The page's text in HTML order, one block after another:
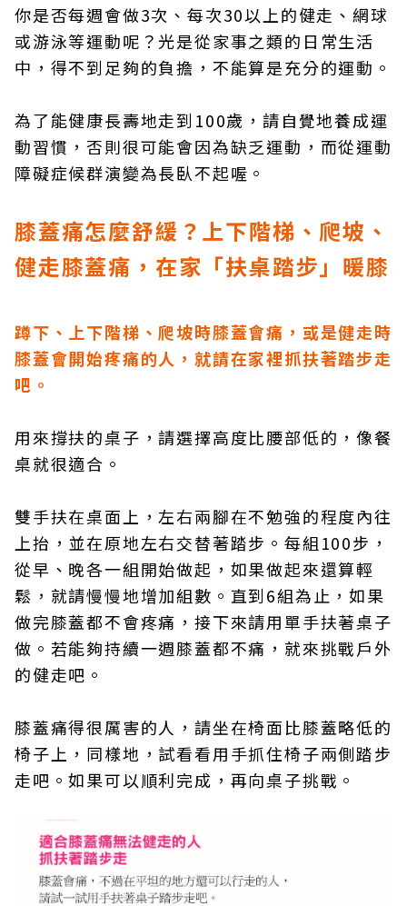
你是否每週會做3次、每次30以上的健走、網球
或游泳等運動呢？光是從家事之類的日常生活
中，得不到足夠的負擔，不能算是充分的運動。
為了能健康長壽地走到100歲，請自覺地養成運
動習慣，否則很可能會因為缺乏運動，而從運動
障礙症候群演變為長臥不起喔。
膝蓋痛怎麼舒緩？上下階梯、爬坡、
健走膝蓋痛，在家「扶桌踏步」暖膝
蹲下、上下階梯、爬坡時膝蓋會痛，或是健走時
膝蓋會開始疼痛的人，就請在家裡抓扶著踏步走
吧。
用來撐扶的桌子，請選擇高度比腰部低的，像餐
桌就很適合。
雙手扶在桌面上，左右兩腳在不勉強的程度內往
上抬，並在原地左右交替著踏步。每組100步，
從早、晚各一組開始做起，如果做起來還算輕
鬆，就請慢慢地增加組數。直到6組為止，如果
做完膝蓋都不會疼痛，接下來請用單手扶著桌子
做。若能夠持續一週膝蓋都不痛，就來挑戰戶外
的健走吧。
膝蓋痛得很厲害的人，請坐在椅面比膝蓋略低的
椅子上，同樣地，試看看用手抓住椅子兩側踏步
走吧。如果可以順利完成，再向桌子挑戰。